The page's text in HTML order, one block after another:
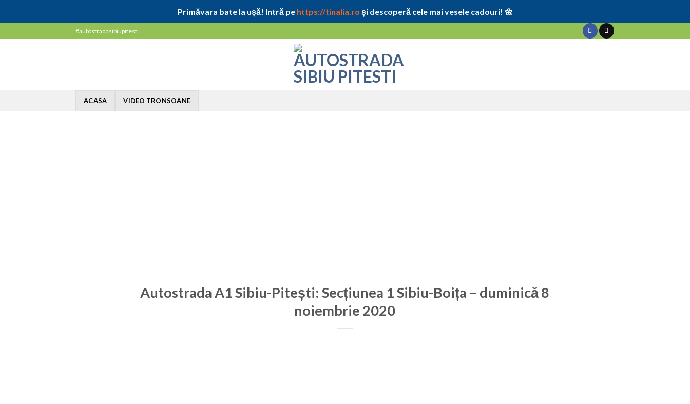
Primăvara bate la ușă! Intră pe https://tinalia.ro și descoperă cele mai vesele cadouri! 🌼
to
#autostradasibiupitesti
ACASA VIDEO TRONSOANE
Autostrada A1 Sibiu-Pitești: Secțiunea 1 Sibiu-Boița – duminică 8
noiembrie 2020